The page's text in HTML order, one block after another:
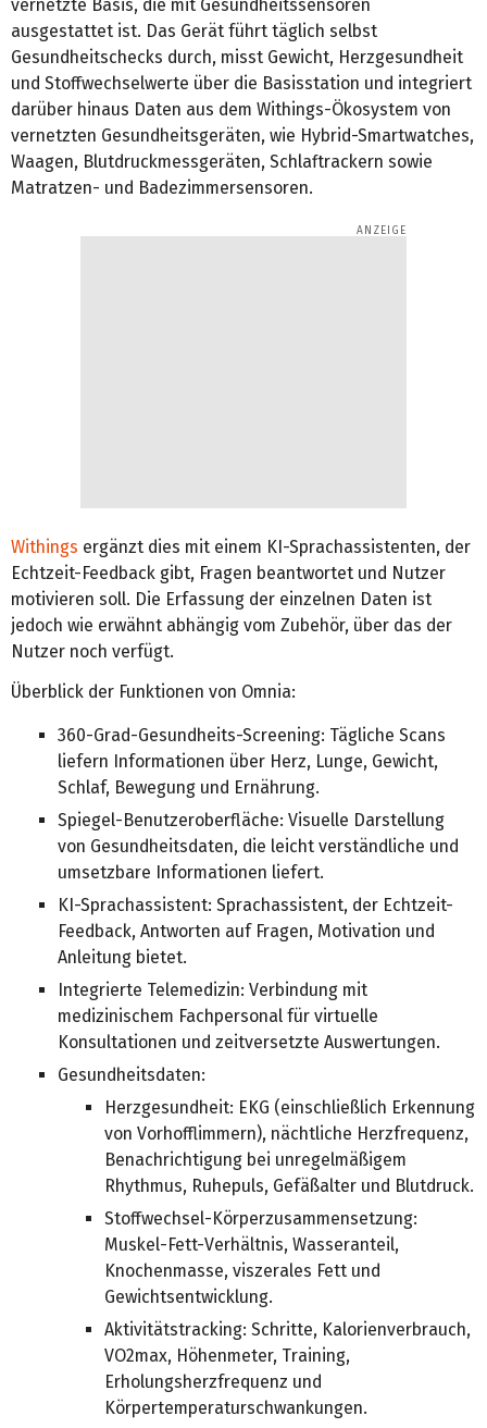
vernetzte Basis, die mit Gesundheitssensoren
ausgestattet ist. Das Gerät führt täglich selbst
Gesundheitschecks durch, misst Gewicht, Herzgesundheit
und Stoffwechselwerte über die Basisstation und integriert
darüber hinaus Daten aus dem Withings-Ökosystem von
vernetzten Gesundheitsgeräten, wie Hybrid-Smartwatches,
Waagen, Blutdruckmessgeräten, Schlaftrackern sowie
Matratzen- und Badezimmersensoren.
Withings ergänzt dies mit einem KI-Sprachassistenten, der
Echtzeit-Feedback gibt, Fragen beantwortet und Nutzer
motivieren soll. Die Erfassung der einzelnen Daten ist
jedoch wie erwähnt abhängig vom Zubehör, über das der
Nutzer noch verfügt.
Überblick der Funktionen von Omnia:
360-Grad-Gesundheits-Screening: Tägliche Scans
liefern Informationen über Herz, Lunge, Gewicht,
Schlaf, Bewegung und Ernährung.
Spiegel-Benutzeroberfläche: Visuelle Darstellung
von Gesundheitsdaten, die leicht verständliche und
umsetzbare Informationen liefert.
KI-Sprachassistent: Sprachassistent, der Echtzeit-
Feedback, Antworten auf Fragen, Motivation und
Anleitung bietet.
Integrierte Telemedizin: Verbindung mit
medizinischem Fachpersonal für virtuelle
Konsultationen und zeitversetzte Auswertungen.
Gesundheitsdaten:
Herzgesundheit: EKG (einschließlich Erkennung
von Vorhofflimmern), nächtliche Herzfrequenz,
Benachrichtigung bei unregelmäßigem
Rhythmus, Ruhepuls, Gefäßalter und Blutdruck.
Stoffwechsel-Körperzusammensetzung:
Muskel-Fett-Verhältnis, Wasseranteil,
Knochenmasse, viszerales Fett und
Gewichtsentwicklung.
Aktivitätstracking: Schritte, Kalorienverbrauch,
VO2max, Höhenmeter, Training,
Erholungsherzfrequenz und
Körpertemperaturschwankungen.